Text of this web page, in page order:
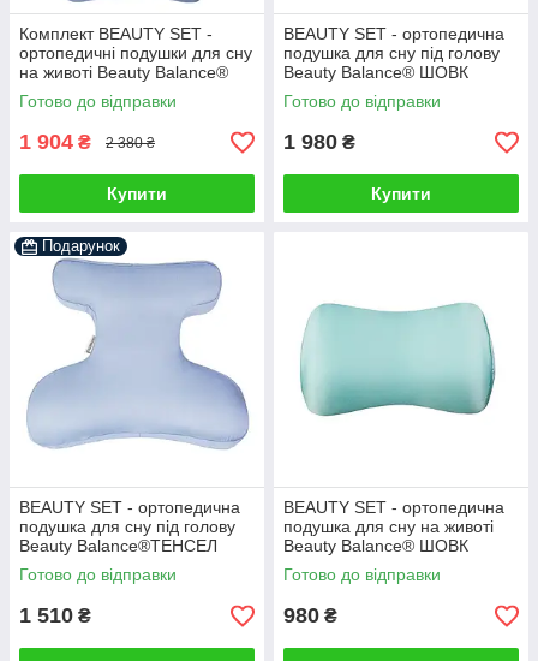
Комплект BEAUTY SET -
ортопедичні подушки для сну
на животі Beauty Balance®
(Face Pillow №1 & Roller
Pillow №2) тенсел блакитний
Готово до відправки
1 904 ₴ 2 380 ₴
Купити
BEAUTY SET - ортопедична
подушка для сну під голову
Beauty Balance® ШОВК
(FACE PILLOW №1) м'ята
Готово до відправки
1 980 ₴
Купити
Подарунок
BEAUTY SET - ортопедична
подушка для сну під голову
Beauty Balance®ТЕНСЕЛ
(FACE PILLOW №1)
блакитний
Готово до відправки
1 510 ₴
BEAUTY SET - ортопедична
подушка для сну на животі
Beauty Balance® ШОВК
(Roller PILLOW №2) м'ята
Готово до відправки
980 ₴